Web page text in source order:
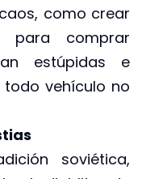
como crear
para comprar
estúpidas e
vehículo no
soviética,